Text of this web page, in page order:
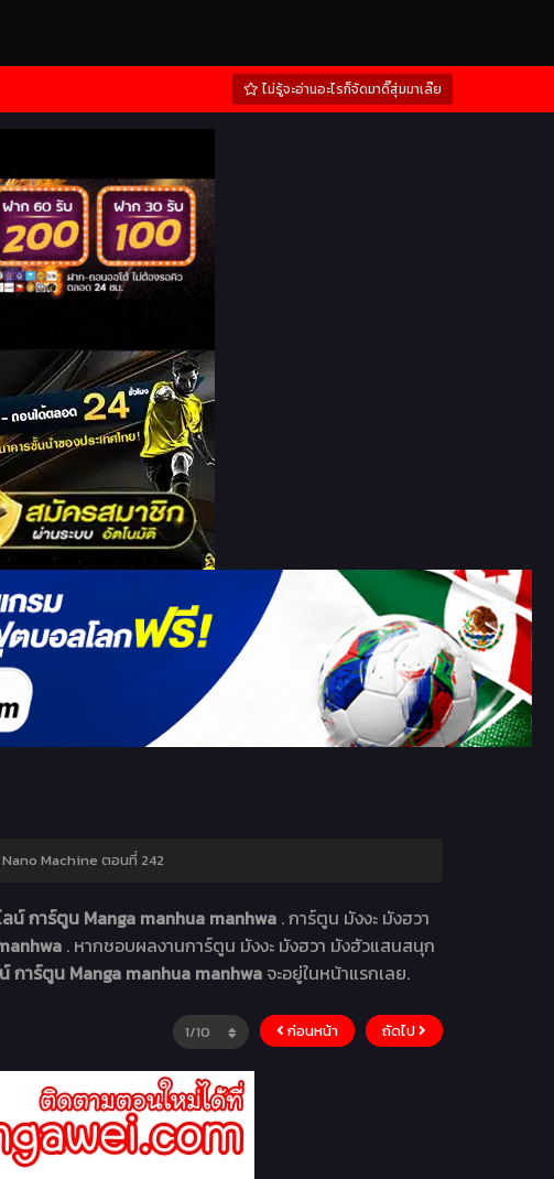
ไม่รู้จะอ่านอะไรก็จัดมาดิ๊สุ่มมาเล๊ย
Nano Machine ตอนที่ 242
น์ การ์ตูน Manga manhua manhwa . การ์ตูน มังงะ มังฮวา
. หากชอบผลงานการ์ตูน มังงะ มังฮวา มังฮัวแสนสนุก
การ์ตูน Manga manhua manhwa จะอยู่ในหน้าแรกเลย.
ก่อนหน้า ถัดไป